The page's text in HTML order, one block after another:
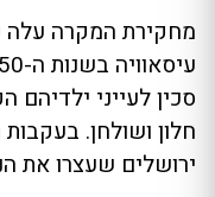
מחקירת המקרה עלה
סכין לעייני
חלון ושולחן.
ירושלים שעצרו את